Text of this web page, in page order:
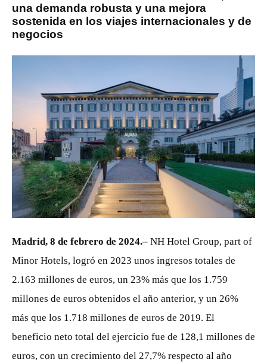
una demanda robusta y una mejora
sostenida en los viajes internacionales y de
negocios
JPG
Madrid, 8 de febrero de 2024.– NH Hotel Group, part of
Minor Hotels, logró en 2023 unos ingresos totales de
2.163 millones de euros, un 23% más que los 1.759
millones de euros obtenidos el año anterior, y un 26%
más que los 1.718 millones de euros de 2019. El
beneficio neto total del ejercicio fue de 128,1 millones de
euros, con un crecimiento del 27,7% respecto al año